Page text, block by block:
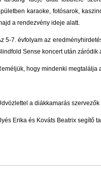
karaoke, fotósarok,
a rendezvény ideje alatt.
5-7. évfolyam az
Sense koncert után záródik
hogy mindenki megtalálja
a diákkamarás
Illyés Erika és Kováts Beatrix segítő